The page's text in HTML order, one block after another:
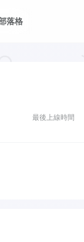
落格
最後上線時間